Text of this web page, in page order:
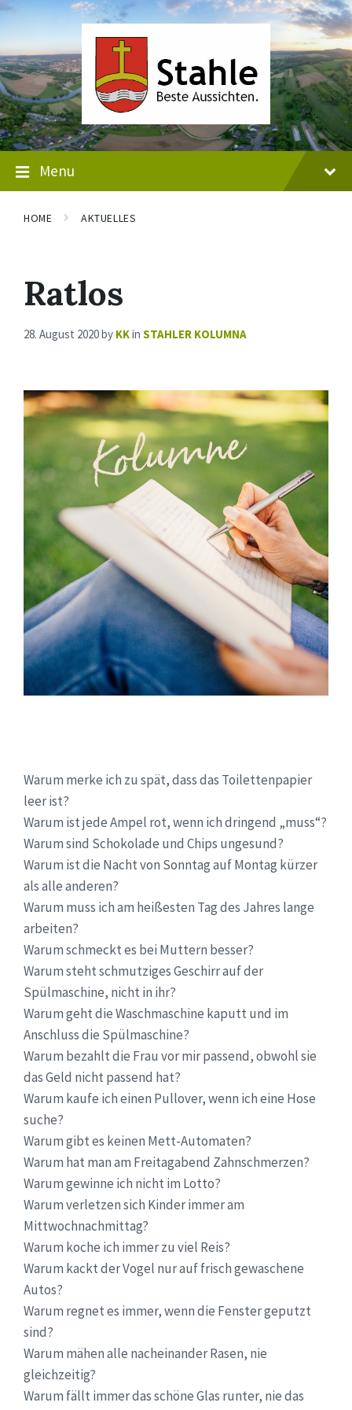
Skip
to
Skip
to
navigation
Skip
to
Menu
HOME AKTUELLES
Ratlos
28. August 2020by KKin STAHLER KOLUMNA
Warum merke ich zu spät, dass das Toilettenpapier
leer ist?
Warum ist jede Ampel rot, wenn ich dringend „muss“?
Warum sind Schokolade und Chips ungesund?
Warum ist die Nacht von Sonntag auf Montag kürzer
als alle anderen?
Warum muss ich am heißesten Tag des Jahres lange
arbeiten?
Warum schmeckt es bei Muttern besser?
Warum steht schmutziges Geschirr auf der
Spülmaschine, nicht in ihr?
Warum geht die Waschmaschine kaputt und im
Anschluss die Spülmaschine?
Warum bezahlt die Frau vor mir passend, obwohl sie
das Geld nicht passend hat?
Warum kaufe ich einen Pullover, wenn ich eine Hose
suche?
Warum gibt es keinen Mett-Automaten?
Warum hat man am Freitagabend Zahnschmerzen?
Warum gewinne ich nicht im Lotto?
Warum verletzen sich Kinder immer am
Mittwochnachmittag?
Warum koche ich immer zu viel Reis?
Warum kackt der Vogel nur auf frisch gewaschene
Autos?
Warum regnet es immer, wenn die Fenster geputzt
sind?
Warum mähen alle nacheinander Rasen, nie
gleichzeitig?
Warum fällt immer das schöne Glas runter, nie das